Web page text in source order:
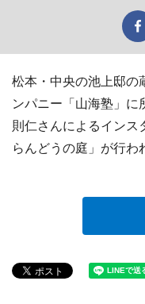
松本・中央の池上邸の
ンパニー「山海塾」
則仁さんによるインス
らんどうの庭」が行わ